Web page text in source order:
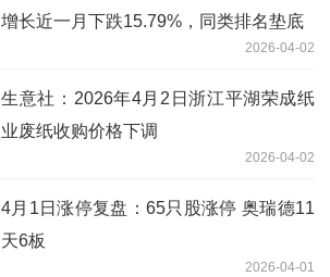
增长近一月下跌15.79%，同类排名垫底
2026-04-02
生意社：2026年4月2日浙江平湖荣成纸
业废纸收购价格下调
2026-04-02
4月1日涨停复盘：65只股涨停 奥瑞德11
天6板
2026-04-01